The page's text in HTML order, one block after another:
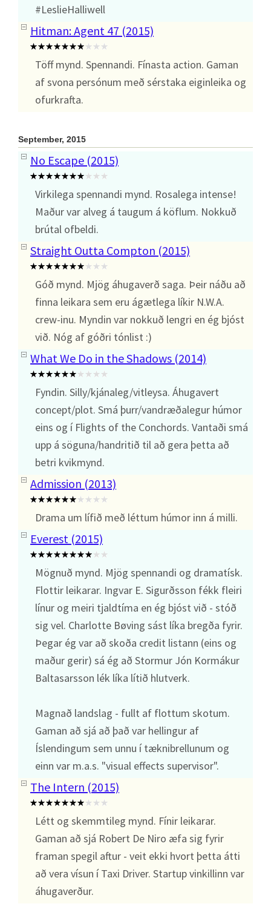
#LeslieHalliwell
Hitman: Agent 47 (2015)
Töff mynd. Spennandi. Fínasta action. Gaman
af svona persónum með sérstaka eiginleika og
ofurkrafta.
September, 2015
No Escape (2015)
Virkilega spennandi mynd. Rosalega intense!
Maður var alveg á taugum á köflum. Nokkuð
brútal ofbeldi.
Straight Outta Compton (2015)
Góð mynd. Mjög áhugaverð saga. Þeir náðu að
finna leikara sem eru ágætlega líkir N.W.A.
crew-inu. Myndin var nokkuð lengri en ég bjóst
við. Nóg af góðri tónlist :)
What We Do in the Shadows (2014)
Fyndin. Silly/kjánaleg/vitleysa. Áhugavert
concept/plot. Smá þurr/vandræðalegur húmor
eins og í Flights of the Conchords. Vantaði smá
upp á söguna/handritið til að gera þetta að
betri kvikmynd.
Admission (2013)
Drama um lífið með léttum húmor inn á milli.
Everest (2015)
Mögnuð mynd. Mjög spennandi og dramatísk.
Flottir leikarar. Ingvar E. Sigurðsson fékk fleiri
línur og meiri tjaldtíma en ég bjóst við - stóð
sig vel. Charlotte Bøving sást líka bregða fyrir.
Þegar ég var að skoða credit listann (eins og
maður gerir) sá ég að Stormur Jón Kormákur
Baltasarsson lék líka lítið hlutverk.
Magnað landslag - fullt af flottum skotum.
Gaman að sjá að það var hellingur af
Íslendingum sem unnu í tæknibrellunum og
einn var m.a.s. "visual effects supervisor".
The Intern (2015)
Létt og skemmtileg mynd. Fínir leikarar.
Gaman að sjá Robert De Niro æfa sig fyrir
framan spegil aftur - veit ekki hvort þetta átti
að vera vísun í Taxi Driver. Startup vinkillinn var
áhugaverður.